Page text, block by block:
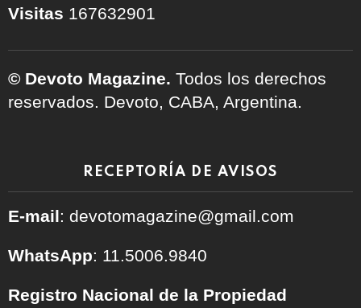
Visitas 167632901
© Devoto Magazine. Todos los derechos
reservados. Devoto, CABA, Argentina.
RECEPTORÍA DE AVISOS
E-mail: devotomagazine@gmail.com
WhatsApp: 11.5006.9840
Registro Nacional de la Propiedad